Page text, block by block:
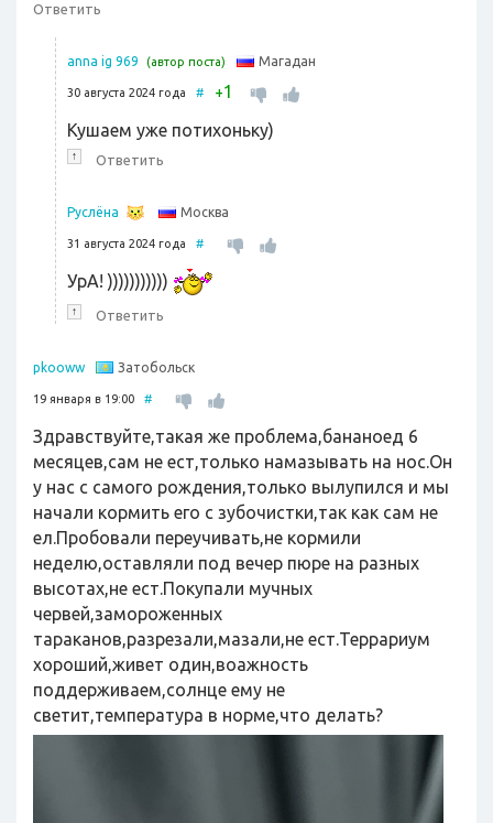
Ответить
anna ig 969 (автор поста) Магадан
30 августа 2024 года # +1
Кушаем уже потихоньку)
↑ Ответить
Руслёна Москва
31 августа 2024 года #
УрА! )))))))))))
↑ Ответить
pkooww Затобольск
19 января в 19:00 #
Здравствуйте,такая же проблема,бананоед 6
месяцев,сам не ест,только намазывать на нос.Он
у нас с самого рождения,только вылупился и мы
начали кормить его с зубочистки,так как сам не
ел.Пробовали переучивать,не кормили
неделю,оставляли под вечер пюре на разных
высотах,не ест.Покупали мучных
червей,замороженных
тараканов,разрезали,мазали,не ест.Террариум
хороший,живет один,воажность
поддерживаем,солнце ему не
светит,температура в норме,что делать?